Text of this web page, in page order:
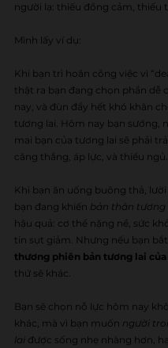
người lạ: thiếu đồng cảm, thiếu
Mình lấy ví dụ:
Khi bạn trì hoãn công việc vì
thật ra bạn đang chọn phần dễ
nay, và đùn đẩy hết khó khăn
tương lai. Hôm nay bạn sướng,
mai bạn của tương lai sẽ phải
căng thẳng, áp lực, và thiếu ngủ.
Khi bạn ăn uống buông thả,
bạn đang khiến bản thân tương
hậu quả: cơ thể nặng nề, sức
tin sụt giảm. Nhưng nếu bạn
thương phiên bản tương lai
thứ sẽ khác.
Bạn sẽ chọn nỗ lực hôm nay
khác, mà vì bạn muốn người
lai được sống nhẹ nhàng hơn,